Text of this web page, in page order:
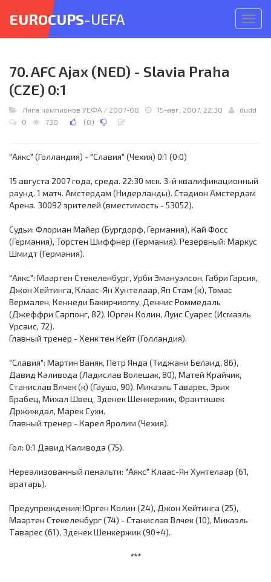
меню
EUROCUPS-UEFA
70. AFC Ajax (NED) - Slavia Praha
(CZE) 0:1
Лига чемпионов УЕФА / 2007-08 15-авг, 2007, 22:30
dudd
0
730 (0)
"Аякс" (Голландия) - "Славия" (Чехия) 0:1 (0:0)
15 августа 2007 года, среда. 22:30 мск. 3-й квалификационный
раунд. 1 матч. Амстердам (Нидерланды). Стадион Амстердам
Арена. 30092 зрителей (вместимость - 53052).
Судьи: Флориан Майер (Бургдорф, Германия), Кай Фосс
(Германия), Торстен Шиффнер (Германия). Резервный: Маркус
Шмидт (Германия).
"Аякс": Маартен Стекеленбург, Урби Эмануэлсон, Габри Гарсия,
Джон Хейтинга, Клаас-Ян Хунтелаар, Яп Стам (к), Томас
Вермален, Кеннеди Бакирчиоглу, Деннис Роммедаль
(Джеффри Сарпонг, 82), Юрген Колин, Луис Суарес (Исмаэль
Урсаис, 72).
Главный тренер - Хенк тен Кейт (Голландия).
"Славия": Мартин Ваняк, Петр Янда (Тиджани Белаид, 86),
Давид Каливода (Ладислав Волешак, 80), Матей Крайчик,
Станислав Влчек (к) (Гаушо, 90), Микаэль Таварес, Эрих
Брабец, Михал Швец, Зденек Шенкержик, Франтишек
Држиждал, Марек Сухи.
Главный тренер - Карел Яролим (Чехия).
Гол: 0:1 Давид Каливода (75).
Нереализованный пенальти: "Аякс" Клаас-Ян Хунтелаар (61,
вратарь).
Предупреждения: Юрген Колин (24), Джон Хейтинга (25),
Маартен Стекеленбург (74) - Станислав Влчек (10), Микаэль
Таварес (61), Зденек Шенкержик (90+4).
***